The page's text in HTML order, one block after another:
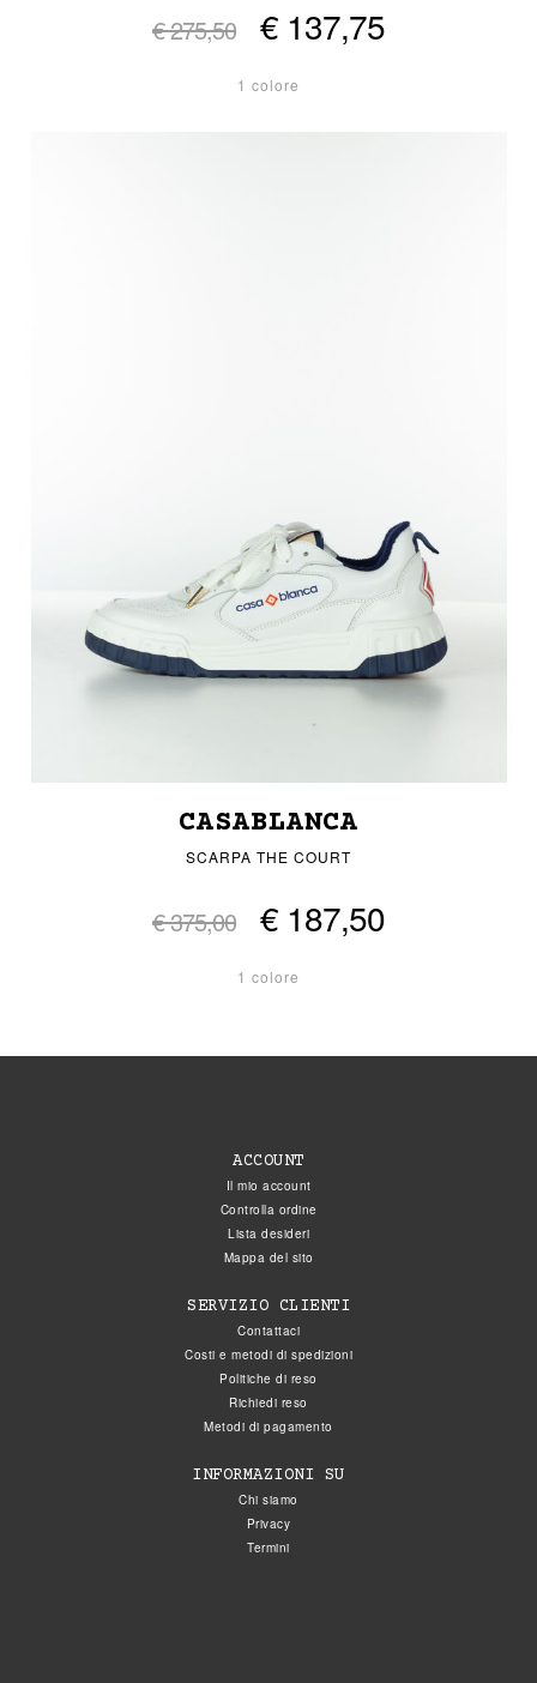
€ 275,50 € 137,75
1 colore
CASABLANCA
SCARPA THE COURT
€ 375,00 € 187,50
1 colore
ACCOUNT
Il mio account
Controlla ordine
Lista desideri
Mappa del sito
SERVIZIO CLIENTI
Contattaci
Costi e metodi di spedizioni
Politiche di reso
Richiedi reso
Metodi di pagamento
INFORMAZIONI SU
Chi siamo
Privacy
Termini